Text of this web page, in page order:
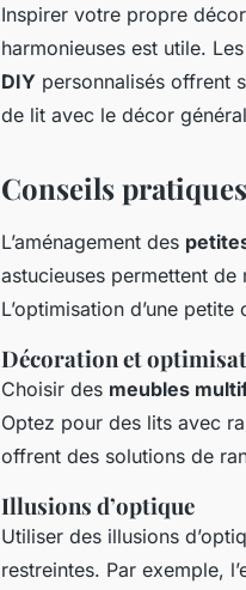
Inspirer votre propre
harmonieuses est utile.
DIY personnalisés offrent
de lit avec le décor
Conseils
L’aménagement des
astucieuses permettent de
L’optimisation d’une
Décoration et
Choisir des meubles
Optez pour des lits avec
offrent des solutions de
Illusions d’optique
Utiliser des illusions
restreintes. Par exemple,